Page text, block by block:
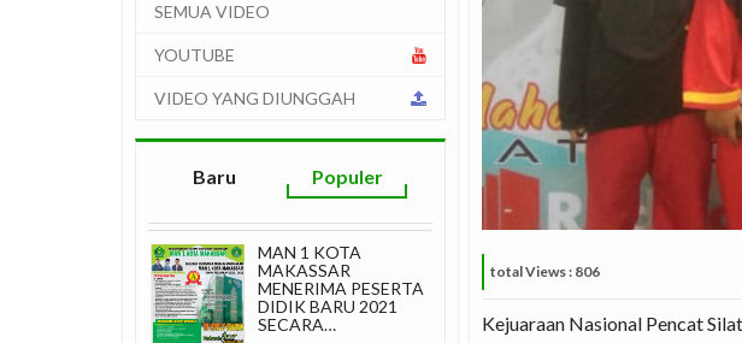
SEMUA VIDEO
YOUTUBE
VIDEO YANG DIUNGGAH
Baru Populer
MAN 1 KOTA
MAKASSAR
MENERIMA PESERTA
DIDIK BARU 2021
SECARA…
total Views : 806
Kejuaraan Nasional Pencat